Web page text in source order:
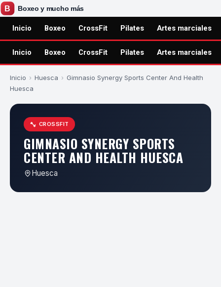
Inicio Boxeo CrossFit Pilates Artes marciales
Inicio Boxeo CrossFit Pilates Artes marciales
Inicio › Huesca › Gimnasio Synergy Sports Center And Health
Huesca
CROSSFIT
GIMNASIO SYNERGY SPORTS
CENTER AND HEALTH HUESCA
Huesca